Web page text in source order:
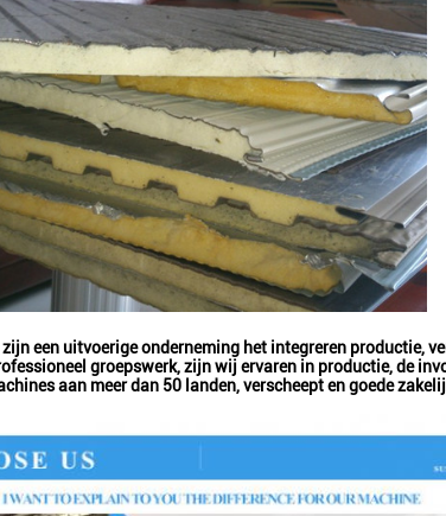
zijn een uitvoerige onderneming het integreren productie,
groepswerk, zijn wij ervaren in productie, de
aan meer dan 50 landen, verscheept en goede